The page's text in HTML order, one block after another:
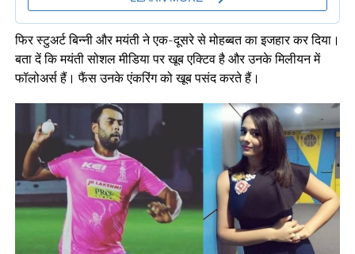
फिर स्टुअर्ट बिन्नी और मयंती ने एक-दूसरे से मोहब्बत का इजहार कर दिया।
बता दें कि मयंती सोशल मीडिया पर खूब एक्टिव है और उनके मिलीयन में
फॉलोअर्स हैं। फैंस उनके एंकरिंग को खूब पसंद करते हैं।